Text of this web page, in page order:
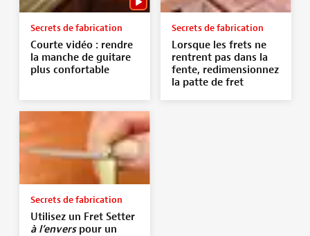
Secrets de fabrication
Courte vidéo : rendre
la manche de guitare
plus confortable
Secrets de fabrication
Lorsque les frets ne
rentrent pas dans la
fente, redimensionnez
la patte de fret
Secrets de fabrication
Utilisez un Fret Setter
à l’enverspour un